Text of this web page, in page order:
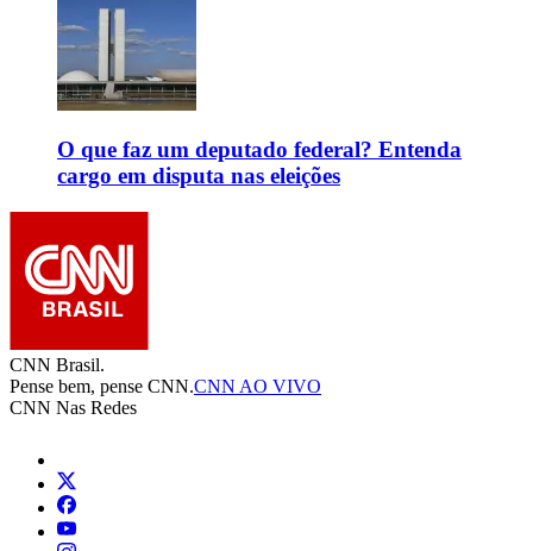
O que faz um deputado federal? Entenda
cargo em disputa nas eleições
CNN Brasil.
Pense bem, pense CNN.CNN AO VIVO
CNN Nas Redes